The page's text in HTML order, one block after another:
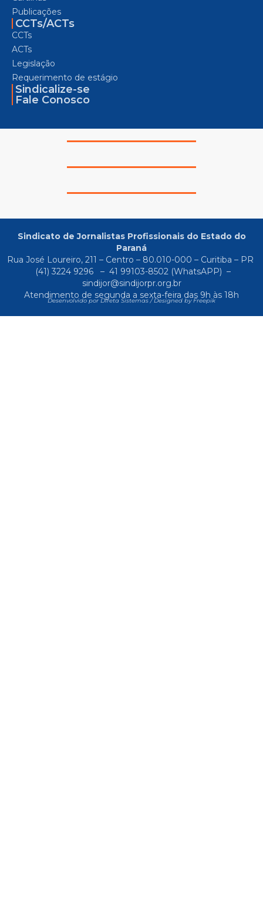
Publicações
CCTs/ACTs
CCTs
ACTs
Legislação
Requerimento de estágio
Sindicalize-se
Fale Conosco
Sindicato de Jornalistas Profissionais do Estado do
Paraná
Rua José Loureiro, 211 – Centro – 80.010-000 – Curitiba – PR
(41) 3224 9296
– 41 99103-8502(WhatsAPP) –
sindijor@sindijorpr.org.br
Atendimento de segunda a sexta-feira das 9h às 18h
Desenvolvido por Direta Sistemas /Designed by Freepik